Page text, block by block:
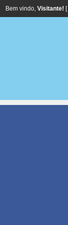
Bem vindo, Visitante! [